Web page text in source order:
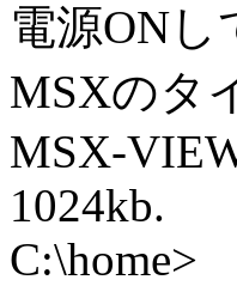
電源ONし
MSXのタ
MSX-
1024kb.
C:\home>